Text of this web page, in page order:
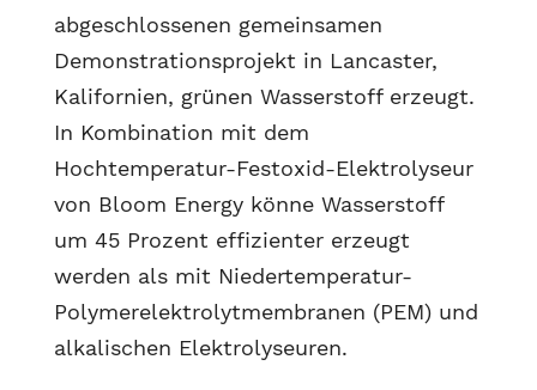
abgeschlossenen gemeinsamen
Demonstrationsprojekt in Lancaster,
Kalifornien, grünen Wasserstoff erzeugt.
In Kombination mit dem
Hochtemperatur-Festoxid-Elektrolyseur
von Bloom Energy könne Wasserstoff
um 45 Prozent effizienter erzeugt
werden als mit Niedertemperatur-
Polymerelektrolytmembranen (PEM) und
alkalischen Elektrolyseuren.